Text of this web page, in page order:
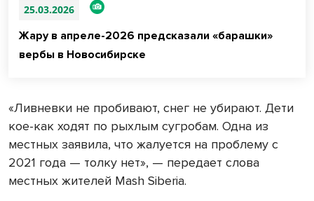
25.03.2026
Жару в апреле-2026 предсказали «барашки»
вербы в Новосибирске
«Ливневки не пробивают, снег не убирают. Дети
кое-как ходят по рыхлым сугробам. Одна из
местных заявила, что жалуется на проблему с
2021 года — толку нет», — передает слова
местных жителей Mash Siberia.